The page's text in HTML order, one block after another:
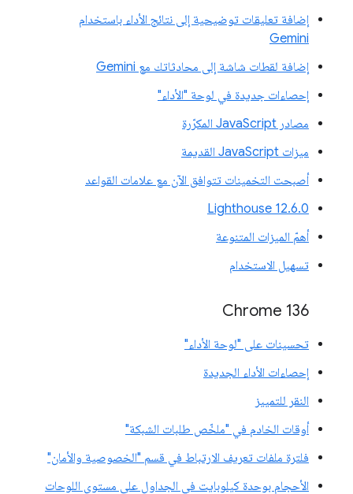
إضافة تعليقات توضيحية إلى نتائج الأداء باستخدام
Gemini
إضافة لقطات شاشة إلى محادثاتك مع Gemini
إحصاءات جديدة في لوحة "الأداء"
مصادر JavaScript المكرّرة
ميزات JavaScript القديمة
أصبحت التخمينات تتوافق الآن مع علامات القواعد
‫Lighthouse 12.6.0
أهمّ الميزات المتنوعة
تسهيل الاستخدام
Chrome 136
تحسينات على "لوحة الأداء"
إحصاءات الأداء الجديدة
النقر للتمييز
أوقات الخادم في "ملخّص طلبات الشبكة"
فلترة ملفات تعريف الارتباط في قسم "الخصوصية والأمان"
الأحجام بوحدة كيلوبايت في الجداول على مستوى اللوحات